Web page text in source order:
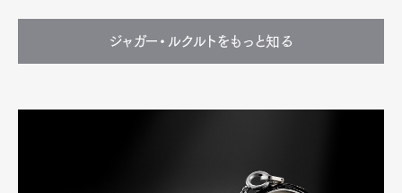
ジャガー・ルクルトをもっと知る